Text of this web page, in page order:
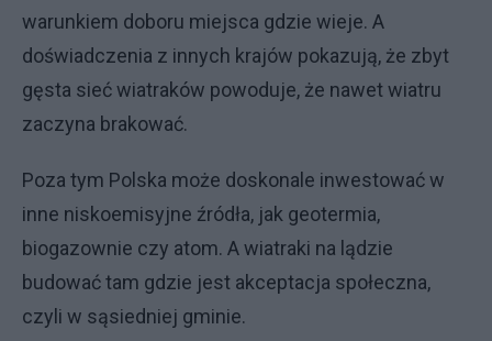
warunkiem doboru miejsca gdzie wieje. A
doświadczenia z innych krajów pokazują, że zbyt
gęsta sieć wiatraków powoduje, że nawet wiatru
zaczyna brakować.
Poza tym Polska może doskonale inwestować w
inne niskoemisyjne źródła, jak geotermia,
biogazownie czy atom. A wiatraki na lądzie
budować tam gdzie jest akceptacja społeczna,
czyli w sąsiedniej gminie.